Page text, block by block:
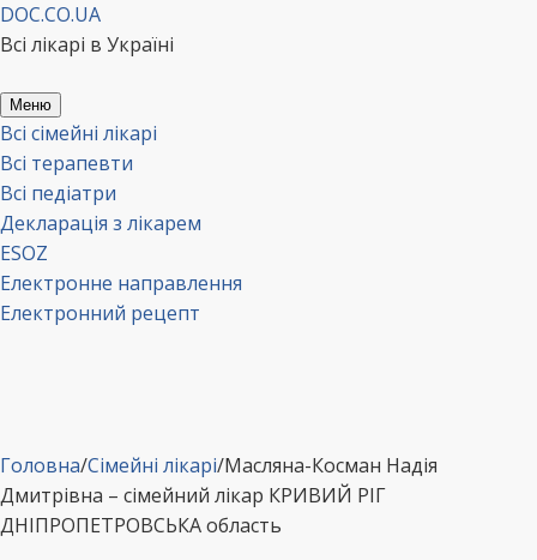
Перейти
до
DOC.CO.UA
Всі лікарі в Україні
Меню
Всі сімейні лікарі
Всі терапевти
Всі педіатри
Декларація з лікарем
ESOZ
Електронне направлення
Електронний рецепт
Головна/Сімейні лікарі/Масляна-Косман Надія
Дмитрівна – сімейний лікар КРИВИЙ РІГ
ДНІПРОПЕТРОВСЬКА область